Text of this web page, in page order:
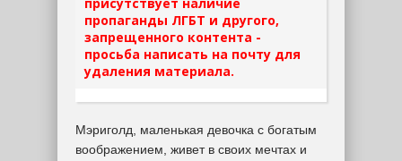
пропаганды ЛГБТ и другого,
запрещенного контента -
просьба написать на почту для
удаления материала.
Мэриголд, маленькая девочка с богатым
воображением, живет в своих мечтах и